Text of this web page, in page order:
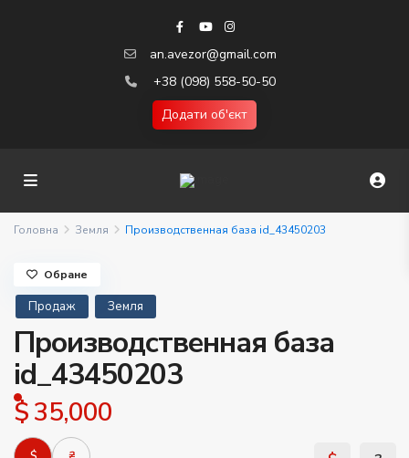
an.avezor@gmail.com
+38 (098) 558-50-50
Додати об'єкт
Головна Земля Производственная база id_43450203
Продаж Земля
Производственная база
id_43450203
$ 35,000
Обране